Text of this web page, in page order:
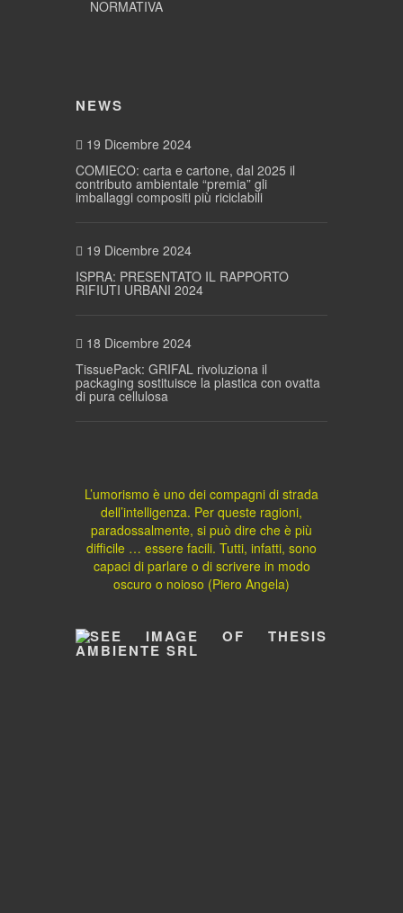
NORMATIVA
NEWS
19 Dicembre 2024
COMIECO: carta e cartone, dal 2025 il
contributo ambientale “premia” gli
imballaggi compositi più riciclabili
19 Dicembre 2024
ISPRA: PRESENTATO IL RAPPORTO
RIFIUTI URBANI 2024
18 Dicembre 2024
TissuePack: GRIFAL rivoluziona il
packaging sostituisce la plastica con ovatta
di pura cellulosa
L’umorismo è uno dei compagni di strada
dell’intelligenza. Per queste ragioni,
paradossalmente, si può dire che è più
difficile … essere facili. Tutti, infatti, sono
capaci di parlare o di scrivere in modo
oscuro o noioso (Piero Angela)